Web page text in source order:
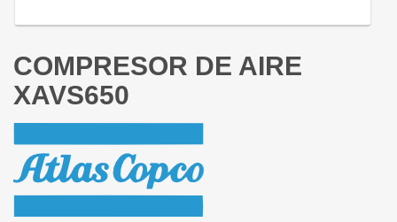
COMPRESOR DE AIRE
XAVS650